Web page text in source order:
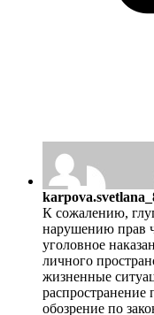
К сожалению,
нарушению прав
уголовное
личного
жизненные
обозрение по